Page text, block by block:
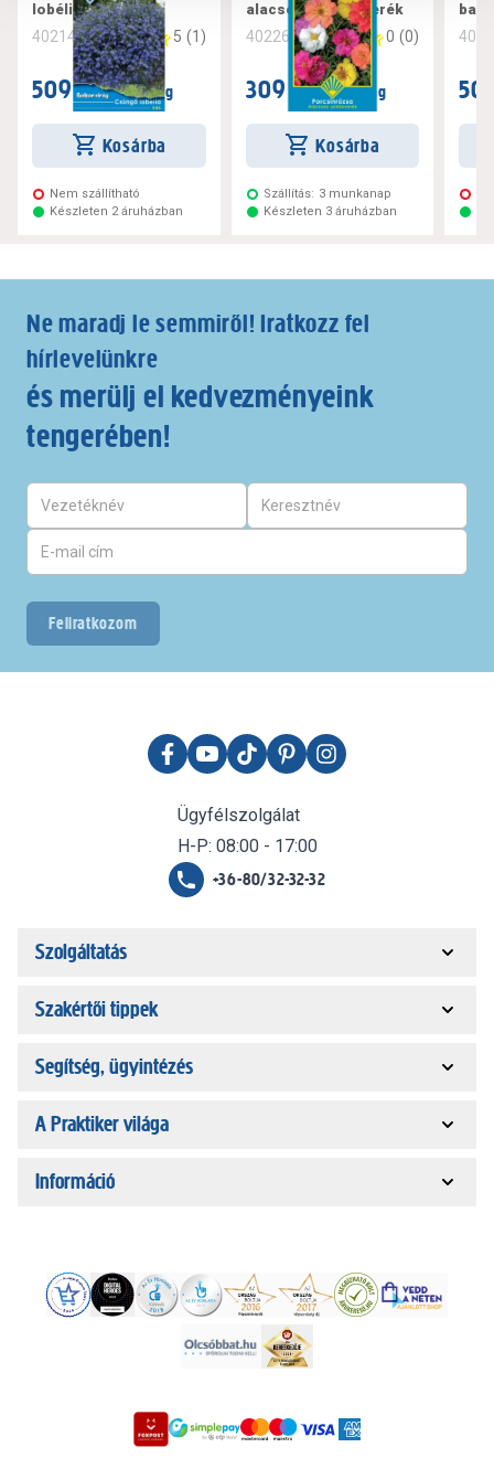
lobélia kék
402142 5 (1)
509 Ft / csomag
Kosárba
Nem szállítható
Készleten 2 áruházban
alacsony színkeverék
402260 0 (0)
309 Ft / csomag
Kosárba
Szállítás: 3 munkanap
Készleten 3 áruházban
Ne maradj le semmiről! Iratkozz fel
hírlevelünkre
és merülj el kedvezményeink
tengerében!
Feliratkozom
Ügyfélszolgálat
H-P: 08:00 - 17:00
+36-80/32-32-32
Szolgáltatás
Szakértői tippek
Segítség, ügyintézés
A Praktiker világa
Információ